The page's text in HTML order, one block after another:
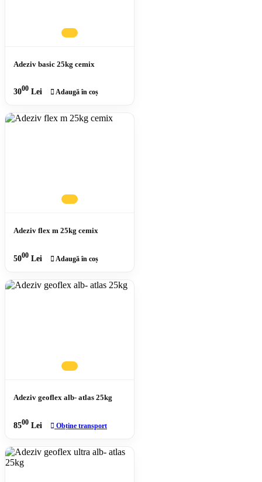
Adeziv basic 25kg cemix
3000 Lei Adaugă în coș
Adeziv flex m 25kg cemix
5000 Lei Adaugă în coș
Adeziv geoflex alb- atlas 25kg
8500 Lei Obține transport